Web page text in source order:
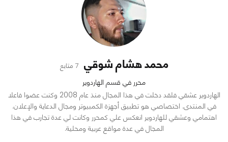
محمد هشام شوقي 7 متابع
محرر في قسم الهاردوير
الهاردوير عشقي فلقد دخلت في هذا المجال منذ عام 2008 وكنت عضوا فاعلا
في المنتدى. اختصاصي هو تطبيق أجهزة الكمبيوتر ومجال الدعاية والإعلان.
اهتمامي وعشقي للهاردوير انعكس علي كمحرر وكانت لي عدة تجارب في هذا
المجال في عدة مواقع عربية ومحلية.